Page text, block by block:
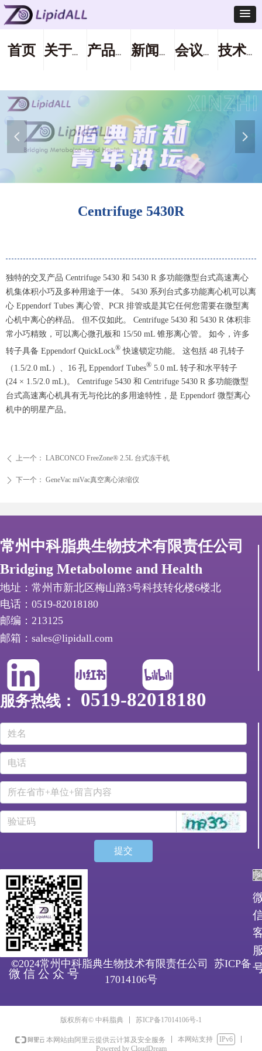
首页 关于我们 产品服务 新闻中心 会议活动 技术支持
넳 넲
Centrifuge 5430R
ꄴ 上一个： LABCONCO FreeZone® 2.5L 台式冻干机
ꄲ 下一个： GeneVac miVac真空离心浓缩仪
独特的交叉产品 Centrifuge 5430 和 5430 R 多功能微型台式高速离心
机集体积小巧及多种用途于一体。 5430 系列台式多功能离心机可以离
心 Eppendorf Tubes 离心管、PCR 排管或是其它任何您需要在微型离
心机中离心的样品。 但不仅如此。 Centrifuge 5430 和 5430 R 体积非
常小巧精致，可以离心微孔板和 15/50 mL 锥形离心管。 如今，许多
转子具备 Eppendorf QuickLock® 快速锁定功能。 这包括 48 孔转子
（1.5/2.0 mL）、16 孔 Eppendorf Tubes® 5.0 mL 转子和水平转子
(24 × 1.5/2.0 mL)。 Centrifuge 5430 和 Centrifuge 5430 R 多功能微型
台式高速离心机具有无与伦比的多用途特性，是 Eppendorf 微型离心
机中的明星产品。
常州中科脂典生物技术有限责任公司
Bridging Metabolome and Health
地址：常州市新北区梅山路3号科技转化楼6楼北
电话：0519-82018180
邮编：213125
邮箱：sales@lipidall.com
服务热线： 0519-82018180
提交
微 信 公 众 号
©2024常州中科脂典生物技术有限责任公司 苏ICP备
17014106号
版权所有© 中科脂典 苏ICP备17014106号-1
本网站由阿里云提供云计算及安全服务 本网站支持
IPv6
Powered by CloudDream